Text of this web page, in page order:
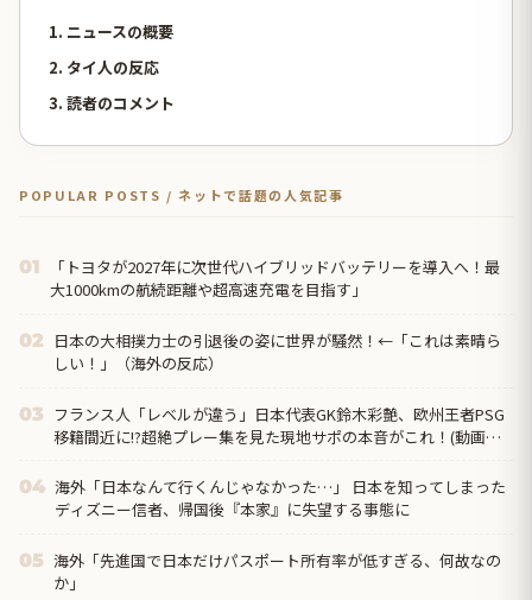
1. ニュースの概要
2. タイ人の反応
3. 読者のコメント
POPULAR POSTS / ネットで話題の人気記事
01
「トヨタが2027年に次世代ハイブリッドバッテリーを導入へ！最
大1000kmの航続距離や超高速充電を目指す」
02
日本の大相撲力士の引退後の姿に世界が騒然！←「これは素晴ら
しい！」（海外の反応）
03 フランス人「レベルが違う」日本代表GK鈴木彩艶、欧州王者PSG
移籍間近に!?超絶プレー集を見た現地サポの本音がこれ！(動画あ
04 海外「日本なんて行くんじゃなかった…」 日本を知ってしまった
ディズニー信者、帰国後『本家』に失望する事態に
05 海外「先進国で日本だけパスポート所有率が低すぎる、何故なの
か」